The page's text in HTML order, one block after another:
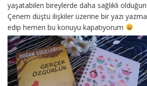
yaşatabilen bireylerde daha sağlıklı
Çenem düştü ilişkiler üzerine bir yazı
edip hemen bu konuyu kapatıyorum